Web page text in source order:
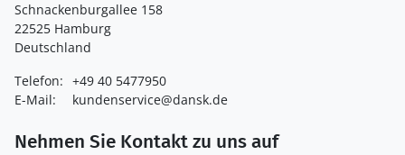
Schnackenburgallee 158
22525 Hamburg
Deutschland
Telefon: +49 40 5477950
E-Mail:
kundenservice@dansk.de
Nehmen Sie Kontakt zu uns auf